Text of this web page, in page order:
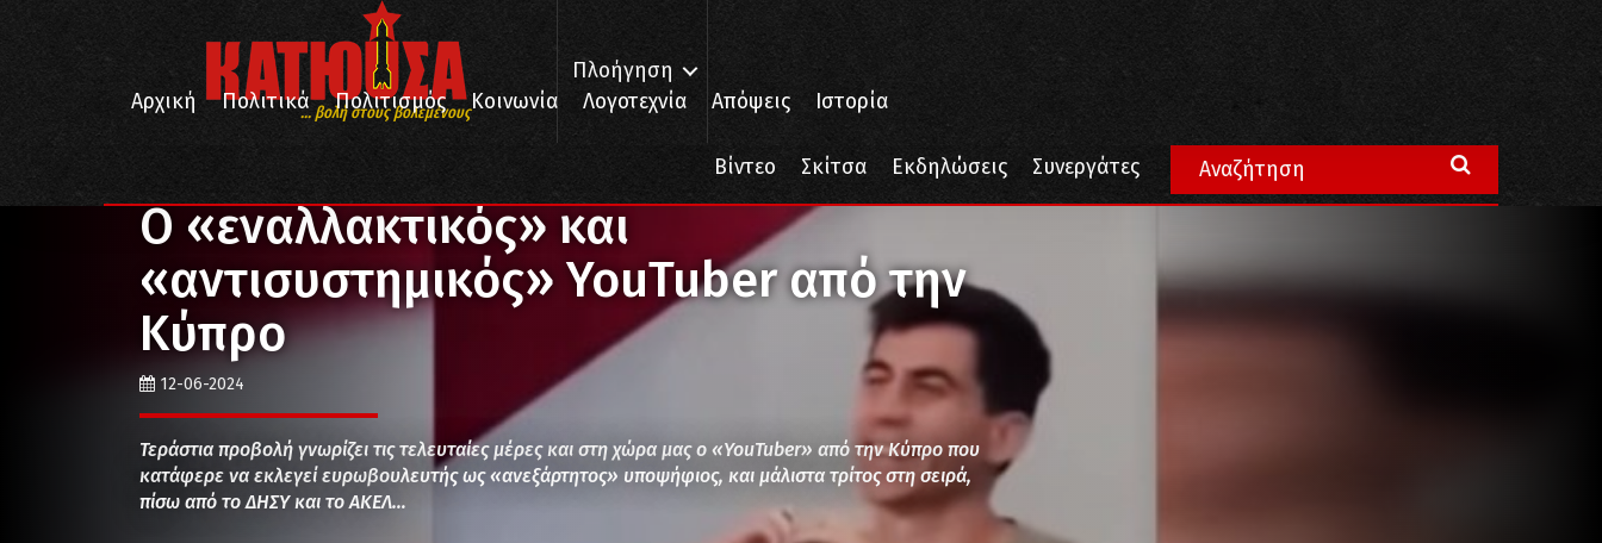
... βολή στους βολεμένους
Πλοήγηση
Αρχική
Πολιτικά Πολιτισμός Κοινωνία Λογοτεχνία Απόψεις Ιστορία
Βίντεο Σκίτσα Εκδηλώσεις Συνεργάτες
Πολιτισμός Ο «εναλλακτικός» και «αντισυστημικός» YouTuber από την Κύπρο
Ο «εναλλακτικός» και
«αντισυστημικός» YouTuber από την
Κύπρο
12-06-2024
Τεράστια προβολή γνωρίζει τις τελευταίες μέρες και στη χώρα μας ο «YouTuber» από την Κύπρο που
κατάφερε να εκλεγεί ευρωβουλευτής ως «ανεξάρτητος» υποψήφιος, και μάλιστα τρίτος στη σειρά,
πίσω από το ΔΗΣΥ και το ΑΚΕΛ…